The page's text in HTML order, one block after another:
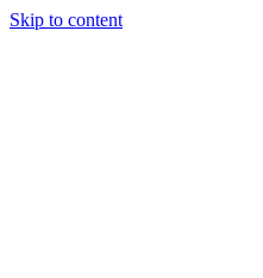
Skip to content